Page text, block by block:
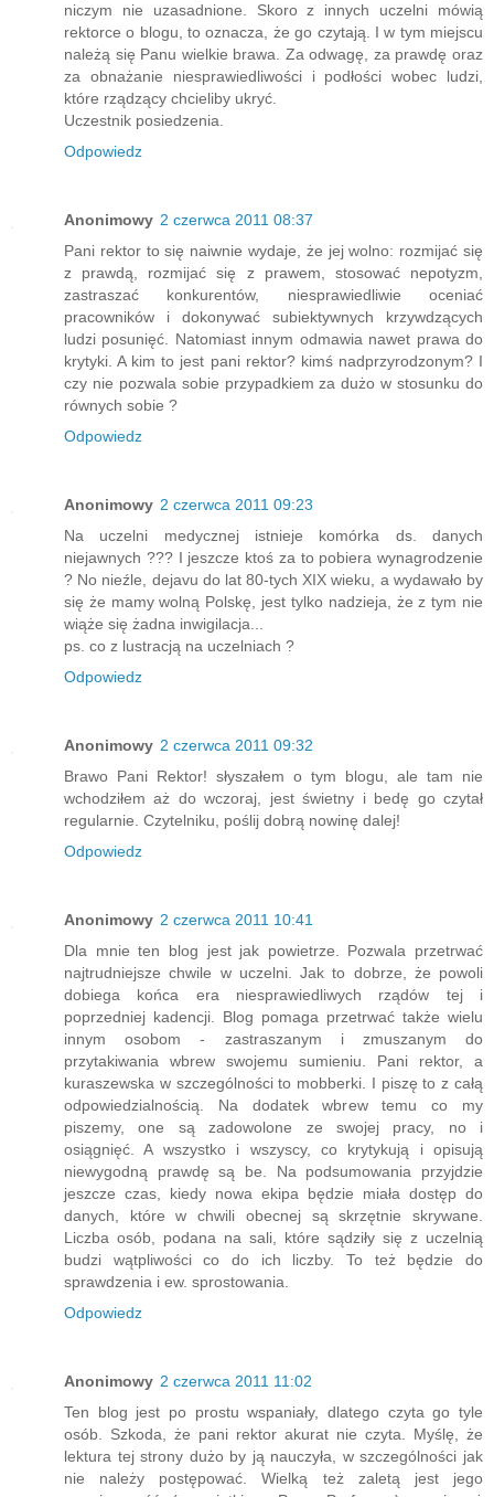
niczym nie uzasadnione. Skoro z innych uczelni mówią
rektorce o blogu, to oznacza, że go czytają. I w tym miejscu
należą się Panu wielkie brawa. Za odwagę, za prawdę oraz
za obnażanie niesprawiedliwości i podłości wobec ludzi,
które rządzący chcieliby ukryć.
Uczestnik posiedzenia.
Odpowiedz
Anonimowy 2 czerwca 2011 08:37
Pani rektor to się naiwnie wydaje, że jej wolno: rozmijać się
z prawdą, rozmijać się z prawem, stosować nepotyzm,
zastraszać konkurentów, niesprawiedliwie oceniać
pracowników i dokonywać subiektywnych krzywdzących
ludzi posunięć. Natomiast innym odmawia nawet prawa do
krytyki. A kim to jest pani rektor? kimś nadprzyrodzonym? I
czy nie pozwala sobie przypadkiem za dużo w stosunku do
równych sobie ?
Odpowiedz
Anonimowy 2 czerwca 2011 09:23
Na uczelni medycznej istnieje komórka ds. danych
niejawnych ??? I jeszcze ktoś za to pobiera wynagrodzenie
? No nieźle, dejavu do lat 80-tych XIX wieku, a wydawało by
się że mamy wolną Polskę, jest tylko nadzieja, że z tym nie
wiąże się żadna inwigilacja...
ps. co z lustracją na uczelniach ?
Odpowiedz
Anonimowy 2 czerwca 2011 09:32
Brawo Pani Rektor! słyszałem o tym blogu, ale tam nie
wchodziłem aż do wczoraj, jest świetny i bedę go czytał
regularnie. Czytelniku, poślij dobrą nowinę dalej!
Odpowiedz
Anonimowy 2 czerwca 2011 10:41
Dla mnie ten blog jest jak powietrze. Pozwala przetrwać
najtrudniejsze chwile w uczelni. Jak to dobrze, że powoli
dobiega końca era niesprawiedliwych rządów tej i
poprzedniej kadencji. Blog pomaga przetrwać także wielu
innym osobom - zastraszanym i zmuszanym do
przytakiwania wbrew swojemu sumieniu. Pani rektor, a
kuraszewska w szczególności to mobberki. I piszę to z całą
odpowiedzialnością. Na dodatek wbrew temu co my
piszemy, one są zadowolone ze swojej pracy, no i
osiągnięć. A wszystko i wszyscy, co krytykują i opisują
niewygodną prawdę są be. Na podsumowania przyjdzie
jeszcze czas, kiedy nowa ekipa będzie miała dostęp do
danych, które w chwili obecnej są skrzętnie skrywane.
Liczba osób, podana na sali, które sądziły się z uczelnią
budzi wątpliwości co do ich liczby. To też będzie do
sprawdzenia i ew. sprostowania.
Odpowiedz
Anonimowy 2 czerwca 2011 11:02
Ten blog jest po prostu wspaniały, dlatego czyta go tyle
osób. Szkoda, że pani rektor akurat nie czyta. Myślę, że
lektura tej strony dużo by ją nauczyła, w szczególności jak
nie należy postępować. Wielką też zaletą jest jego